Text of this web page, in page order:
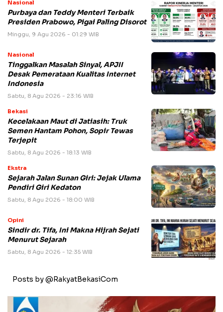
Nasional
Purbaya dan Teddy Menteri Terbaik
Presiden Prabowo, Pigai Paling Disorot
Minggu, 9 Agu 2026 - 01:29 WIB
Nasional
Tinggalkan Masalah Sinyal, APJII
Desak Pemerataan Kualitas Internet
Indonesia
Sabtu, 8 Agu 2026 - 23:16 WIB
Bekasi
Kecelakaan Maut di Jatiasih: Truk
Semen Hantam Pohon, Sopir Tewas
Terjepit
Sabtu, 8 Agu 2026 - 18:13 WIB
Ekstra
Sejarah Jalan Sunan Giri: Jejak Ulama
Pendiri Giri Kedaton
Sabtu, 8 Agu 2026 - 18:00 WIB
Opini
Sindir dr. Tifa, Ini Makna Hijrah Sejati
Menurut Sejarah
Sabtu, 8 Agu 2026 - 12:35 WIB
Posts by @RakyatBekasiCom